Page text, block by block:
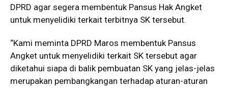
DPRD agar segera membentuk Pansus Hak Angket
untuk menyelidiki terkait terbitnya SK tersebut.
“Kami meminta DPRD Maros membentuk Pansus
Angket untuk menyelidiki terkait SK tersebut agar
diketahui siapa di balik pembuatan SK yang jelas-jelas
merupakan pembangkangan terhadap aturan-aturan